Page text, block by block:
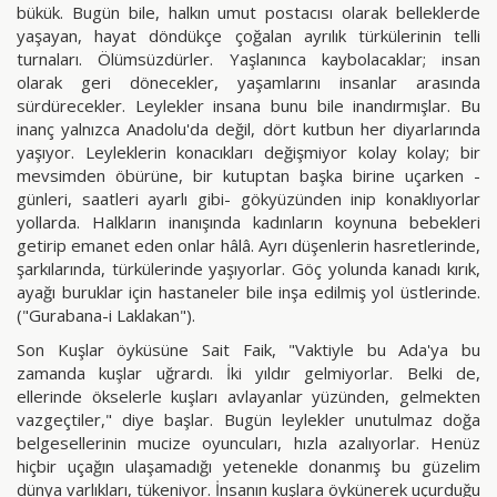
bükük. Bugün bile, halkın umut postacısı olarak belleklerde
yaşayan, hayat döndükçe çoğalan ayrılık türkülerinin telli
turnaları. Ölümsüzdürler. Yaşlanınca kaybolacaklar; insan
olarak geri dönecekler, yaşamlarını insanlar arasında
sürdürecekler. Leylekler insana bunu bile inandırmışlar. Bu
inanç yalnızca Anadolu'da değil, dört kutbun her diyarlarında
yaşıyor. Leyleklerin konacıkları değişmiyor kolay kolay; bir
mevsimden öbürüne, bir kutuptan başka birine uçarken -
günleri, saatleri ayarlı gibi- gökyüzünden inip konaklıyorlar
yollarda. Halkların inanışında kadınların koynuna bebekleri
getirip emanet eden onlar hâlâ. Ayrı düşenlerin hasretlerinde,
şarkılarında, türkülerinde yaşıyorlar. Göç yolunda kanadı kırık,
ayağı buruklar için hastaneler bile inşa edilmiş yol üstlerinde.
("Gurabana-i Laklakan").
Son Kuşlar öyküsüne Sait Faik, "Vaktiyle bu Ada'ya bu
zamanda kuşlar uğrardı. İki yıldır gelmiyorlar. Belki de,
ellerinde ökselerle kuşları avlayanlar yüzünden, gelmekten
vazgeçtiler," diye başlar. Bugün leylekler unutulmaz doğa
belgesellerinin mucize oyuncuları, hızla azalıyorlar. Henüz
hiçbir uçağın ulaşamadığı yetenekle donanmış bu güzelim
dünya varlıkları, tükeniyor. İnsanın kuşlara öykünerek uçurduğu